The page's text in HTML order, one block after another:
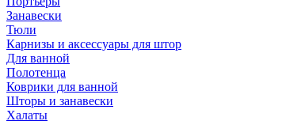
Занавески
Тюли
Карнизы и аксессуары для штор
Для ванной
Полотенца
Коврики для ванной
Шторы и занавески
Халаты